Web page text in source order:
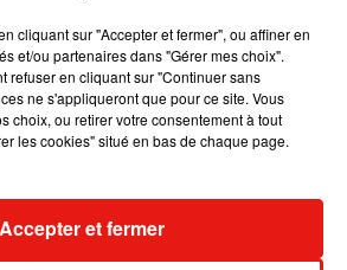
5 août 2026
Benny Blanco invite Selena Gomez et
Becky G sur son nouveau single
cliquant sur "Accepter et fermer", ou affiner en
et/ou partenaires dans "Gérer mes choix".
refuser en cliquant sur "Continuer sans
ne s'appliqueront que pour ce site. Vous
choix, ou retirer votre consentement à tout
les cookies" situé en bas de chaque page.
Accepter et fermer